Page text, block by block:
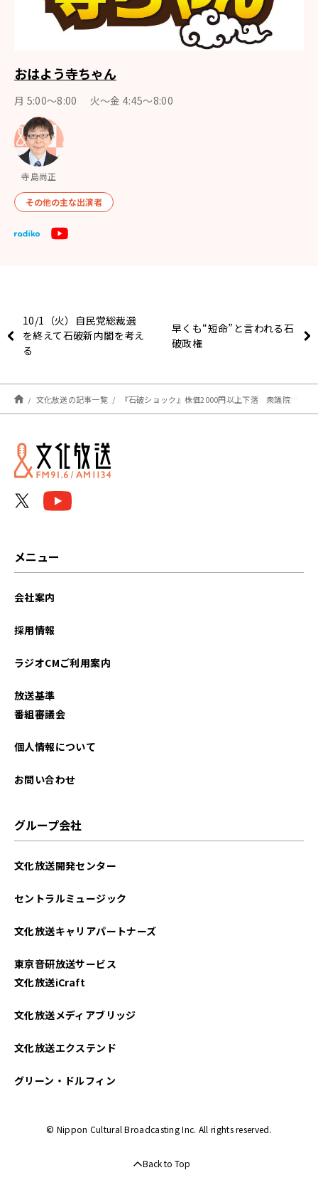
おはよう寺ちゃん
月 5:00～8:00 火～金 4:45～8:00
寺島尚正
その他の主な出演者
10/1（火）自民党総裁選
を終えて石破新内閣を考え
る
早くも“短命”と言われる石
破政権
文化放送の記事一覧 『石破ショック』株価2000円以上下落 衆議院選挙への影響
メニュー
会社案内
採用情報
ラジオCMご利用案内
放送基準
番組審議会
個人情報について
お問い合わせ
グループ会社
文化放送開発センター
セントラルミュージック
文化放送キャリアパートナーズ
東京音研放送サービス
文化放送iCraft
文化放送メディアブリッジ
文化放送エクステンド
グリーン・ドルフィン
© Nippon Cultural Broadcasting Inc. All rights reserved.
Back to Top